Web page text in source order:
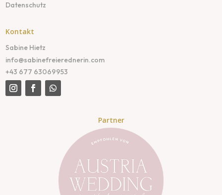
Datenschutz
Kontakt
Sabine Hietz
info@sabinefreierednerin.com
+43 677 63069953
Partner